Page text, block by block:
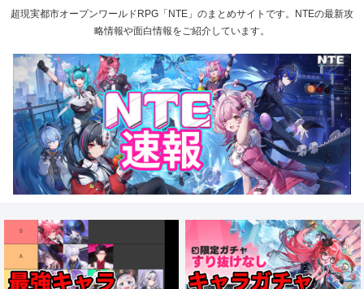
超現実都市オープンワールドRPG「NTE」のまとめサイトです。NTEの最新攻
略情報や面白情報をご紹介しています。